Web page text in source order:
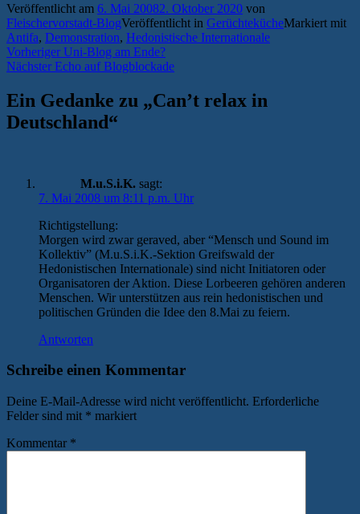
Veröffentlicht am 6. Mai 20082. Oktober 2020 von
Fleischervorstadt-BlogVeröffentlicht in GerüchtekücheMarkiert mit
Antifa, Demonstration, Hedonistische Internationale
Beitragsnavigation
Vorheriger Vorheriger
Beitrag:
Uni-Blog am Ende?
Nächster Nächster
Echo auf Blogblockade
Ein Gedanke zu „Can’t relax in
Deutschland“
M.u.S.i.K. sagt:
7. Mai 2008 um 8:11 p.m. Uhr
Richtigstellung:
Morgen wird zwar geraved, aber “Mensch und Sound im
Kollektiv” (M.u.S.i.K.-Sektion Greifswald der
Hedonistischen Internationale) sind nicht Initiatoren oder
Organisatoren der Aktion. Diese Lorbeeren gehören anderen
Menschen. Wir unterstützen aus rein hedonistischen und
politischen Gründen die Idee den 8.Mai zu feiern.
Antworten
Schreibe einen Kommentar
Deine E-Mail-Adresse wird nicht veröffentlicht. Erforderliche
Felder sind mit * markiert
Kommentar *